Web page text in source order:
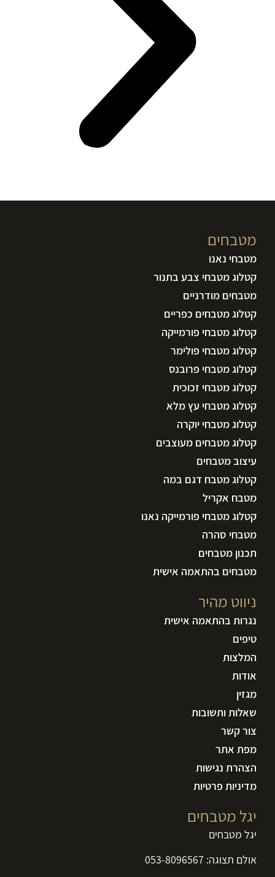
יגל מטבחים
יגל מטבחים
אולם תצוגה: 053-8096567
מטבחים
מטבחי נאנו
קטלוג מטבחי צבע בתנור
מטבחים מודרניים
קטלוג מטבחים כפריים
קטלוג מטבחי פורמייקה
קטלוג מטבחי פולימר
קטלוג מטבחי פרובנס
קטלוג מטבחי זכוכית
קטלוג מטבחי עץ מלא
קטלוג מטבחי יוקרה
קטלוג מטבחים מעוצבים
עיצוב מטבחים
קטלוג מטבח דגם במה
מטבח אקריל
קטלוג מטבחי פורמייקה נאנו
מטבחי סהרה
תכנון מטבחים
מטבחים בהתאמה אישית
ניווט מהיר
נגרות בהתאמה אישית
טיפים
המלצות
אודות
מגזין
שאלות ותשובות
צור קשר
מפת אתר
הצהרת נגישות
מדיניות פרטיות